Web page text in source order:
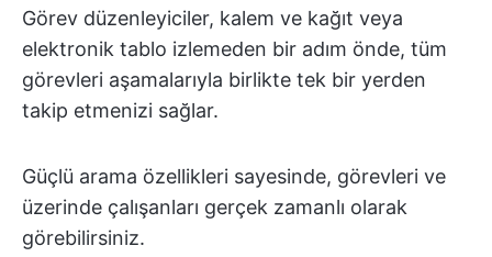
Görev düzenleyiciler, kalem ve kağıt veya
elektronik tablo izlemeden bir adım önde, tüm
görevleri aşamalarıyla birlikte tek bir yerden
takip etmenizi sağlar.
Güçlü arama özellikleri sayesinde, görevleri ve
üzerinde çalışanları gerçek zamanlı olarak
görebilirsiniz.